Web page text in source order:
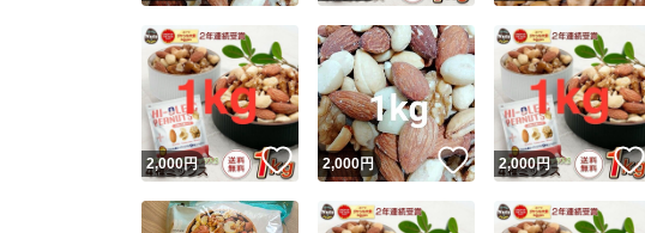
2,000円 いいね！
2,000円 いいね！
2,000円